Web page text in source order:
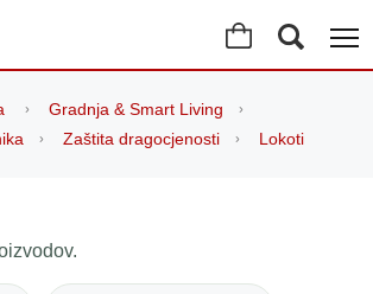
Gradnja & Smart Living
Zaštita dragocjenosti Lokoti